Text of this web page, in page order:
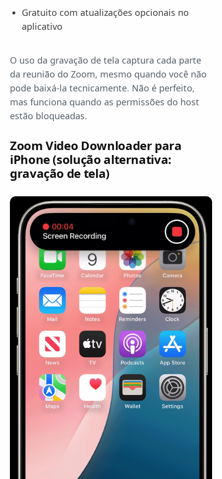
Gratuito com atualizações opcionais no
aplicativo
O uso da gravação de tela captura cada parte
da reunião do Zoom, mesmo quando você não
pode baixá-la tecnicamente. Não é perfeito,
mas funciona quando as permissões do host
estão bloqueadas.
Zoom Video Downloader para
iPhone (solução alternativa:
gravação de tela)